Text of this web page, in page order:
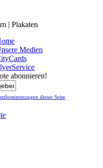
| Plakaten
abonnieren!
dieser Seite
Medien